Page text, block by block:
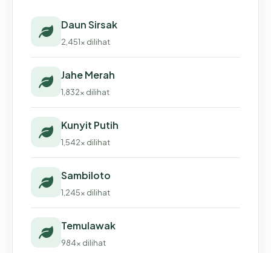
Daun Sirsak
2,451x dilihat
Jahe Merah
1,832x dilihat
Kunyit Putih
1,542x dilihat
Sambiloto
1,245x dilihat
Temulawak
984x dilihat